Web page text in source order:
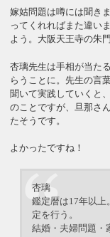
嫁姑問題は噂には聞き
ってくれればまた違い
よう。大阪天王寺の朱
杏璃先生は手相が当た
らうことに。先生の言
聞いて実践していくと
のことですが、旦那さ
たそうです。
よかったですね！
杏璃
鑑定暦は17年以
定を行う。
結婚・夫婦問題・